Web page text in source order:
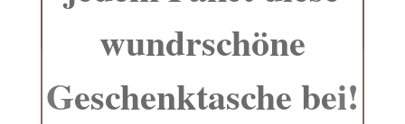
wundrschöne
Geschenktasche bei!